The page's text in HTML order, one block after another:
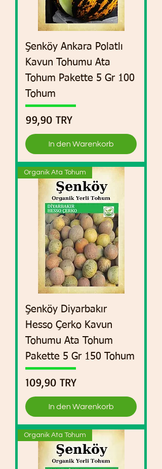
Şenköy Ankara Polatlı
Kavun Tohumu Ata
Tohum Pakette 5 Gr 100
Tohum
Preis
99,90 TRY
In den Warenkorb
Organik Ata Tohum
Şenköy Diyarbakır
Hesso Çerko Kavun
Tohumu Ata Tohum
Pakette 5 Gr 150 Tohum
Preis
109,90 TRY
In den Warenkorb
Organik Ata Tohum